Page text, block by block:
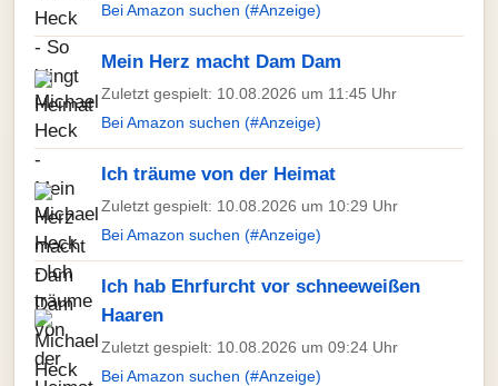
Bei Amazon suchen (#Anzeige)
Mein Herz macht Dam Dam
Zuletzt gespielt: 10.08.2026 um 11:45 Uhr
Bei Amazon suchen (#Anzeige)
Ich träume von der Heimat
Zuletzt gespielt: 10.08.2026 um 10:29 Uhr
Bei Amazon suchen (#Anzeige)
Ich hab Ehrfurcht vor schneeweißen
Haaren
Zuletzt gespielt: 10.08.2026 um 09:24 Uhr
Bei Amazon suchen (#Anzeige)